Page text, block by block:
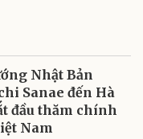
Nhật Bản
Sanae đến Hà
đầu thăm chính
Nam